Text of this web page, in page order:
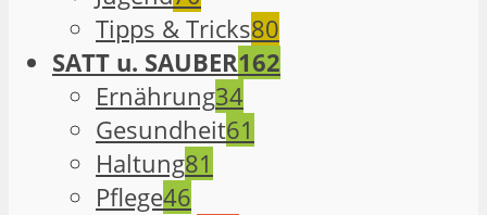
Tipps & Tricks80
SATT u. SAUBER162
Ernährung34
Gesundheit61
Haltung81
Pflege46